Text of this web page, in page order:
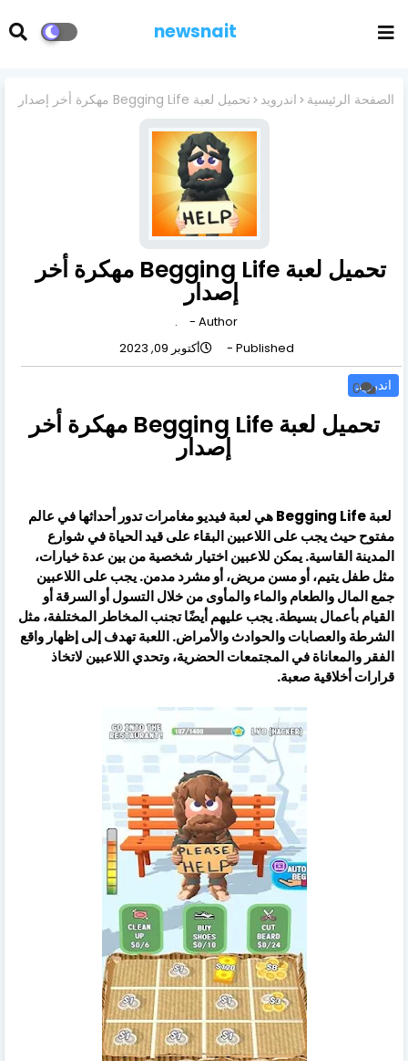
newsnait
الصفحة الرئيسية اندرويد تحميل لعبة Begging Life مهكرة أخر إصدار
تحميل لعبة Begging Life مهكرة أخر
إصدار
Author -
.
Published -
أكتوبر 09, 2023
اندرويد0
تحميل لعبة Begging Life مهكرة أخر
إصدار
لعبة Begging Life هي لعبة فيديو مغامرات تدور أحداثها في عالم
مفتوح حيث يجب على اللاعبين البقاء على قيد الحياة في شوارع
المدينة القاسية. يمكن للاعبين اختيار شخصية من بين عدة خيارات،
مثل طفل يتيم، أو مسن مريض، أو مشرد مدمن. يجب على اللاعبين
جمع المال والطعام والماء والمأوى من خلال التسول أو السرقة أو
القيام بأعمال بسيطة. يجب عليهم أيضًا تجنب المخاطر المختلفة، مثل
الشرطة والعصابات والحوادث والأمراض. اللعبة تهدف إلى إظهار واقع
الفقر والمعاناة في المجتمعات الحضرية، وتحدي اللاعبين لاتخاذ
قرارات أخلاقية صعبة.